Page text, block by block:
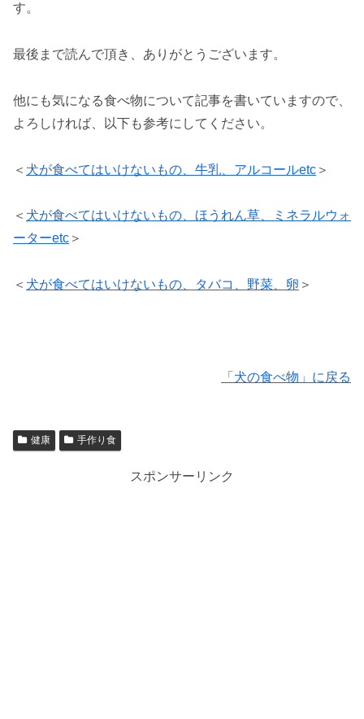
す。
最後まで読んで頂き、ありがとうございます。
他にも気になる食べ物について記事を書いていますので、
よろしければ、以下も参考にしてください。
＜ 犬が食べてはいけないもの、牛乳、アルコールetc ＞
＜ 犬が食べてはいけないもの、ほうれん草、ミネラルウォ
ーターetc ＞
＜ 犬が食べてはいけないもの、タバコ、野菜、卵 ＞
「犬の食べ物」に戻る
健康 手作り食
スポンサーリンク